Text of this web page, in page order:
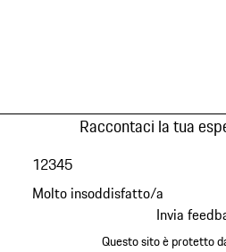
Raccontaci la tua
Molto insoddisfatto/a
12345
Invia
Questo sito è protetto